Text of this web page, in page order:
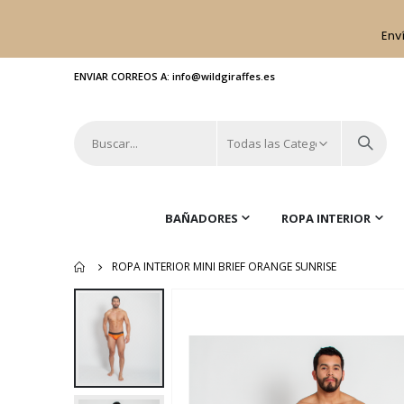
ENVIAR CORREOS A: info@wildgiraffes.es
BAÑADORES ROPA INTERIOR
ROPA INTERIOR MINI BRIEF ORANGE SUNRISE
la